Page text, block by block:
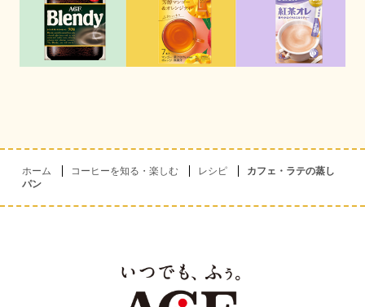
ホーム コーヒーを知る・楽しむ レシピ
カフェ・ラテの蒸し
パン